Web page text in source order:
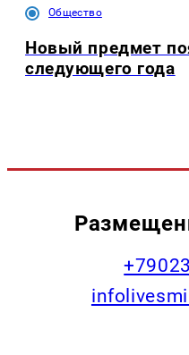
Общество
Новый предмет
следующего года